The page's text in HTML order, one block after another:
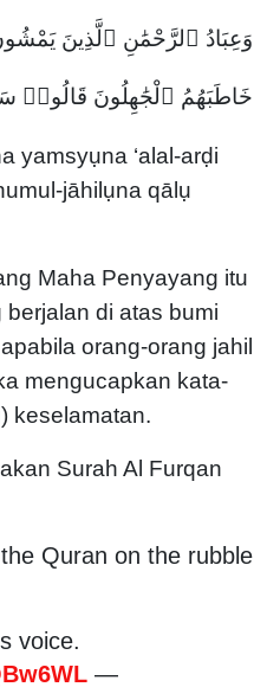
وَعِبَادُ ٱلرَّحْمَٰنِ ٱلَّذِينَ
خَاطَبَهُمُ ٱلْجَٰهِلُونَ قَالُوا۟
yamsyụna ‘alal-arḍi
jāhilụna qālụ
Maha Penyayang itu
di atas bumi
orang-orang jahil
mengucapkan kata-
keselamatan.
Surah Al Furqan
Quran on the rubble
voice.
—